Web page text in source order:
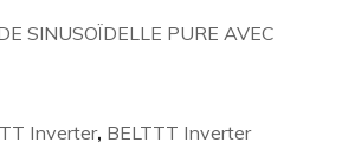
SINUSOÏDELLE PURE AVEC
Inverter, BELTTT Inverter